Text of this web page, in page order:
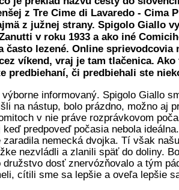
z Tre Cime di Lavaredo - Cima
z južnej strany. Spigolo Giallo
v roku 1933 a ako iné
často lezené. Online sprievodcovia
víkend, vraj je tam tlačenica.
predbiehaní, či predbiehali ste
informovaný. Spigolo Giallo
na nástup, bolo prázdno, možno aj
v nie práve rozprávkovom
predpoveď počasia nebola
zaradila nemecká dvojka. Tí však
nezvládli a zlanili späť do doliny.
družstvo dosť znervózňovalo a tým
cítili sme sa lepšie a oveľa lepšie